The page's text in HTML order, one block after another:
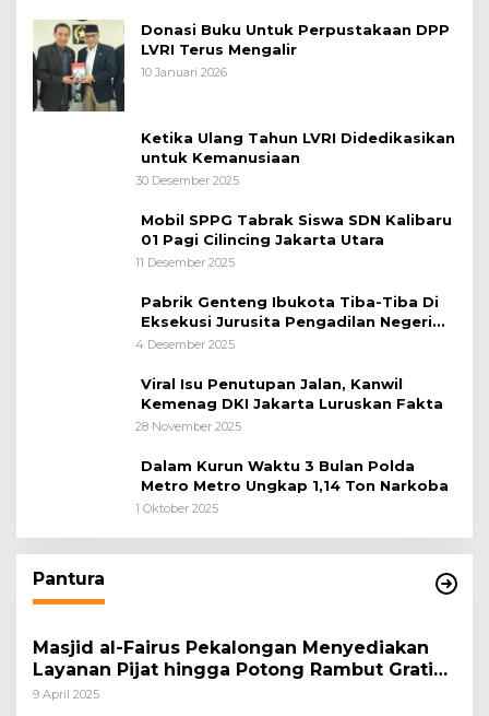
Donasi Buku Untuk Perpustakaan DPP
LVRI Terus Mengalir
10 Januari 2026
Ketika Ulang Tahun LVRI Didedikasikan
untuk Kemanusiaan
30 Desember 2025
Mobil SPPG Tabrak Siswa SDN Kalibaru
01 Pagi Cilincing Jakarta Utara
11 Desember 2025
Pabrik Genteng Ibukota Tiba-Tiba Di
Eksekusi Jurusita Pengadilan Negeri
Tangerang, Diduga Cacat Hukum Sejak
4 Desember 2025
Viral Isu Penutupan Jalan, Kanwil
Kemenag DKI Jakarta Luruskan Fakta
28 November 2025
Dalam Kurun Waktu 3 Bulan Polda
Metro Metro Ungkap 1,14 Ton Narkoba
1 Oktober 2025
Pantura
Masjid al-Fairus Pekalongan Menyediakan
Layanan Pijat hingga Potong Rambut Gratis
bagi Pemudik Lebaran 2025
9 April 2025